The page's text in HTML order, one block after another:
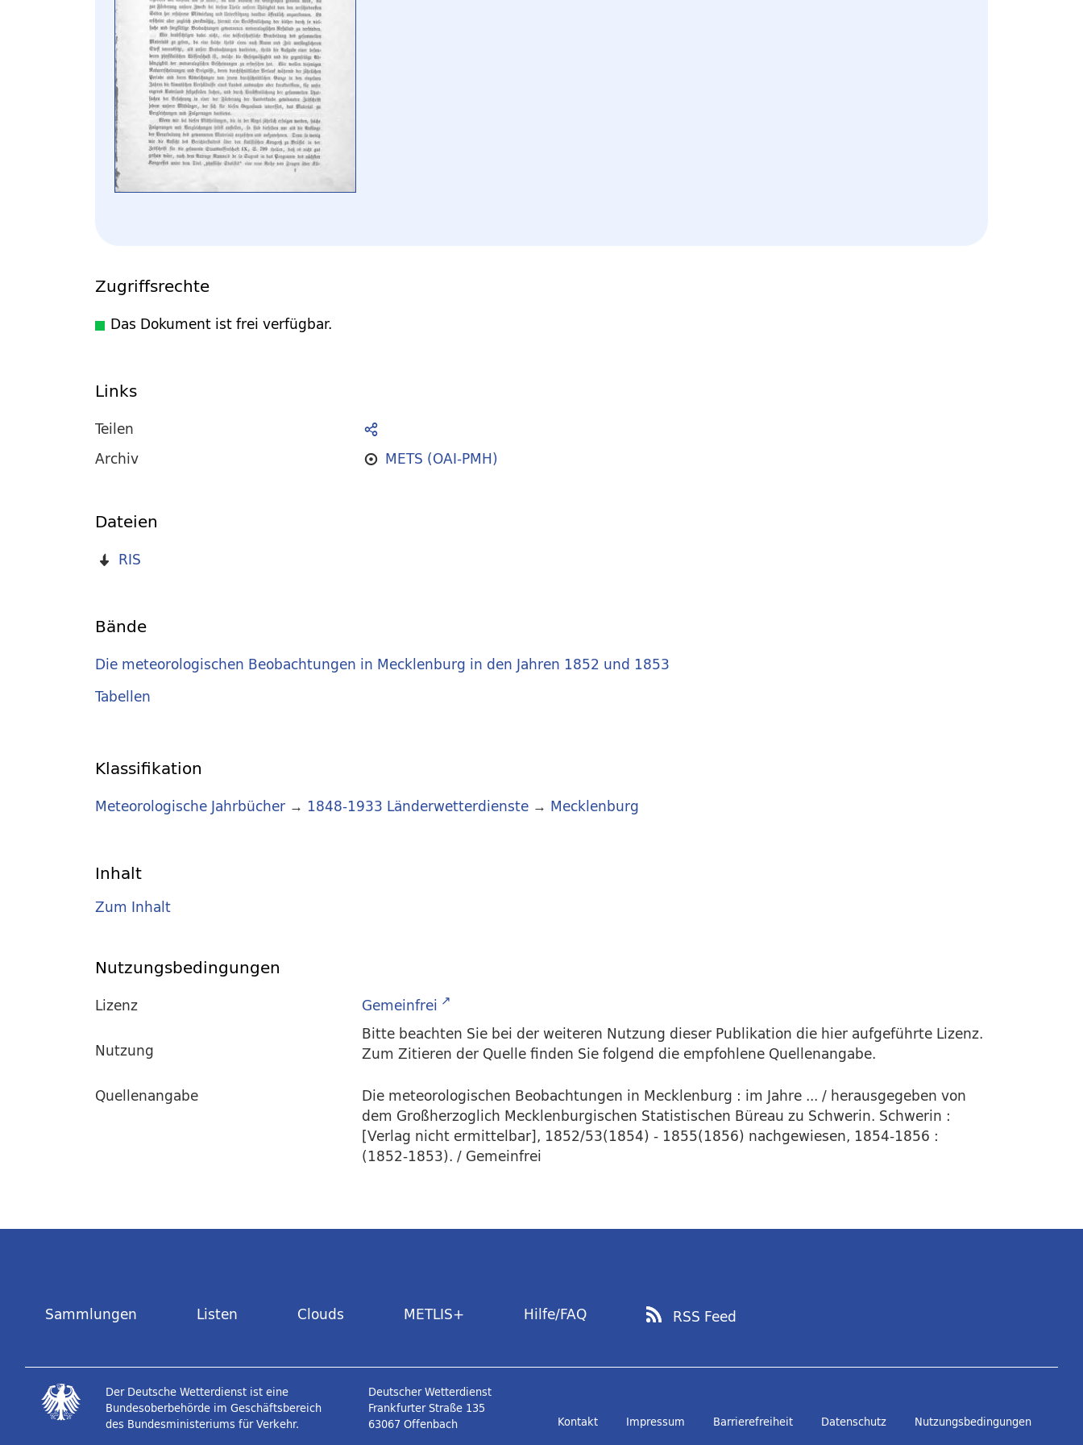
Zugriffsrechte
Das Dokument ist frei verfügbar.
Links
Teilen
Archiv
METS (OAI-PMH)
Dateien
RIS
Bände
Die meteorologischen Beobachtungen in Mecklenburg in den Jahren 1852 und 1853
Tabellen
Klassifikation
Meteorologische Jahrbücher → 1848-1933 Länderwetterdienste → Mecklenburg
Inhalt
Zum Inhalt
Nutzungsbedingungen
Lizenz
Gemeinfrei
Nutzung
Bitte beachten Sie bei der weiteren Nutzung dieser Publikation die hier aufgeführte Lizenz.
Zum Zitieren der Quelle finden Sie folgend die empfohlene Quellenangabe.
Quellenangabe
Die meteorologischen Beobachtungen in Mecklenburg : im Jahre ... / herausgegeben von
dem Großherzoglich Mecklenburgischen Statistischen Büreau zu Schwerin. Schwerin :
[Verlag nicht ermittelbar], 1852/53(1854) - 1855(1856) nachgewiesen, 1854-1856 :
(1852-1853). / Gemeinfrei
Sammlungen Listen Clouds METLIS+ Hilfe/FAQ RSS Feed
Der Deutsche Wetterdienst ist eine
Bundesoberbehörde im Geschäftsbereich
des Bundesministeriums für Verkehr.
Deutscher Wetterdienst
Frankfurter Straße 135
63067 Offenbach
Kontakt Impressum Barrierefreiheit Datenschutz Nutzungsbedingungen